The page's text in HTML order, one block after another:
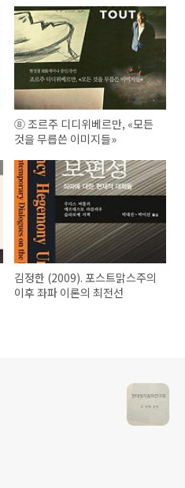
⑧ 조르주 디디위베르만, «모든
것을 무릅쓴 이미지들»
김정한 (2009). 포스트맑스주의
이후 좌파 이론의 최전선